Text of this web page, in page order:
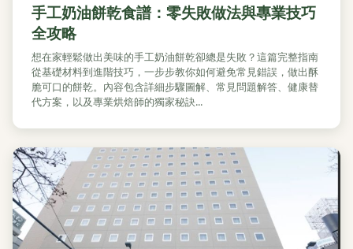
手工奶油餅乾食譜：零失敗做法與專業技巧
全攻略
想在家輕鬆做出美味的手工奶油餅乾卻總是失敗？這篇完整指南
從基礎材料到進階技巧，一步步教你如何避免常見錯誤，做出酥
脆可口的餅乾。內容包含詳細步驟圖解、常見問題解答、健康替
代方案，以及專業烘焙師的獨家秘訣...